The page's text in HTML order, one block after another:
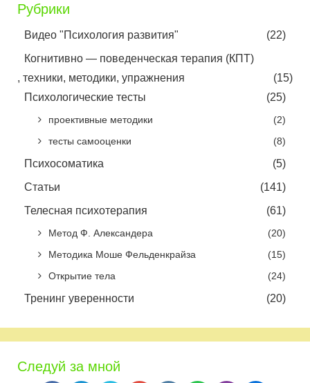
Рубрики
Видео "Психология развития"
(22)
Когнитивно — поведенческая терапия (КПТ)
, техники, методики, упражнения
(15)
Психологические тесты
(25)
проективные методики
(2)
тесты самооценки
(8)
Психосоматика
(5)
Статьи
(141)
Телесная психотерапия
(61)
Метод Ф. Александера
(20)
Методика Моше Фельденкрайза
(15)
Открытие тела
(24)
Тренинг уверенности (20)
Следуй за мной